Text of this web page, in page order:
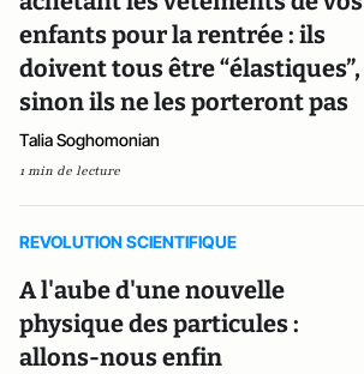
enfants pour la rentrée : ils
doivent tous être “élastiques”,
sinon ils ne les porteront pas
Talia Soghomonian
1 min de lecture
REVOLUTION SCIENTIFIQUE
A l'aube d'une nouvelle
physique des particules :
allons-nous enfin